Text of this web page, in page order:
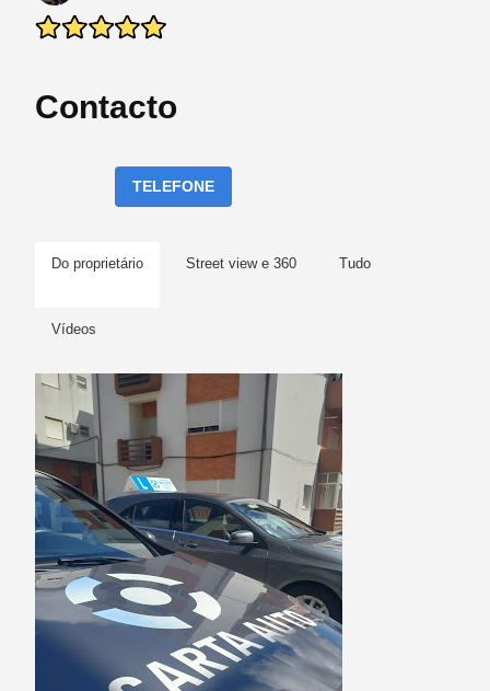
Contacto
TELEFONE
Do proprietário Street view e 360 Tudo
Vídeos